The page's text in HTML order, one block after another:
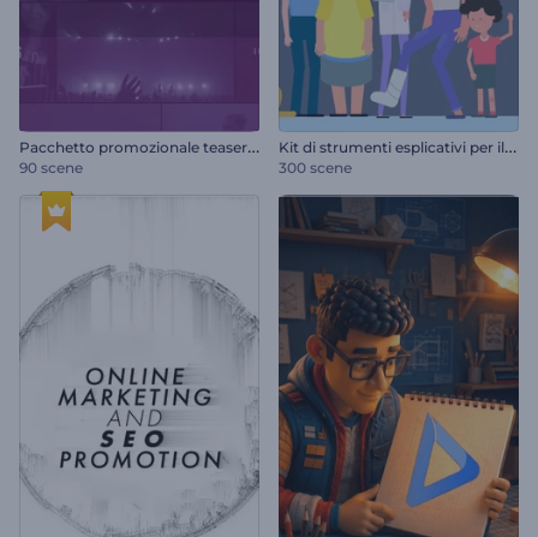
P
acchetto promozionale teaser dell'evento
90 scene
K
it di strumenti esplicativi per il settore sanitario
300 scene